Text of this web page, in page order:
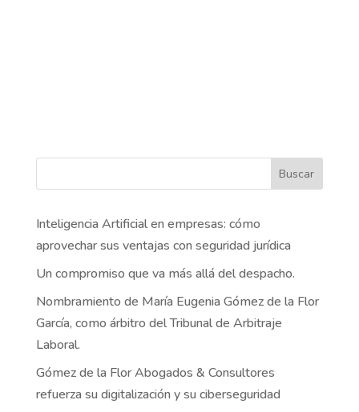
Buscar
Inteligencia Artificial en empresas: cómo
aprovechar sus ventajas con seguridad jurídica
Un compromiso que va más allá del despacho.
Nombramiento de María Eugenia Gómez de la Flor
García, como árbitro del Tribunal de Arbitraje
Laboral.
Gómez de la Flor Abogados & Consultores
refuerza su digitalización y su ciberseguridad